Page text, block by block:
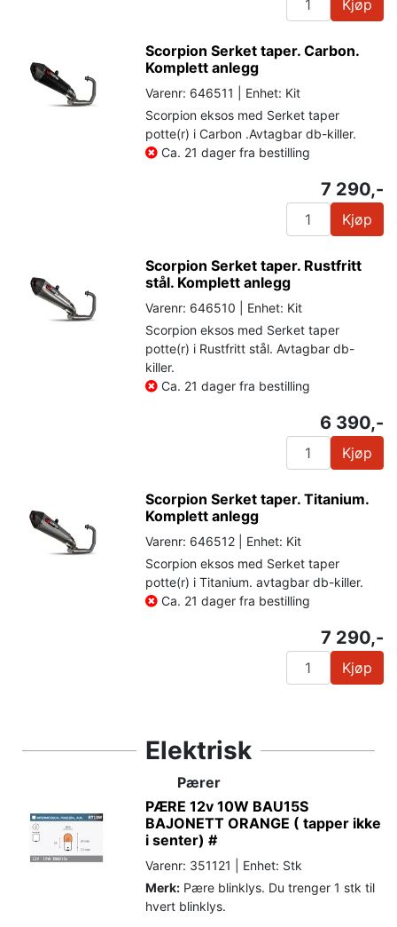
Kjøp
Scorpion Serket taper. Carbon.
Komplett anlegg
Varenr: 646511 | Enhet: Kit
Scorpion eksos med Serket taper
potte(r) i Carbon .Avtagbar db-killer.
Ca. 21 dager fra bestilling
7 290,-
Kjøp
Scorpion Serket taper. Rustfritt
stål. Komplett anlegg
Varenr: 646510 | Enhet: Kit
Scorpion eksos med Serket taper
potte(r) i Rustfritt stål. Avtagbar db-
killer.
Ca. 21 dager fra bestilling
6 390,-
Kjøp
Scorpion Serket taper. Titanium.
Komplett anlegg
Varenr: 646512 | Enhet: Kit
Scorpion eksos med Serket taper
potte(r) i Titanium. avtagbar db-killer.
Ca. 21 dager fra bestilling
7 290,-
Kjøp
Elektrisk
Pærer
PÆRE 12v 10W BAU15S
BAJONETT ORANGE ( tapper ikke
i senter) #
Varenr: 351121 | Enhet: Stk
Merk: Pære blinklys. Du trenger 1 stk til
hvert blinklys.